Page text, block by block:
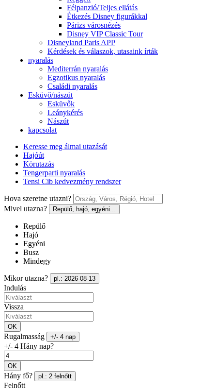
Félpanzió/Teljes ellátás
Étkezés Disney figurákkal
Párizs városnézés
Disney VIP Classic Tour
Disneyland Paris APP
Kérdések és válaszok, utasaink írták
nyaralás
Mediterrán nyaralás
Egzotikus nyaralás
Családi nyaralás
Esküvő/nászút
Esküvők
Leánykérés
Nászút
kapcsolat
Keresse meg álmai utazását
Hajóút
Körutazás
Tengerparti nyaralás
Tensi Cib kedvezmény rendszer
Hova szeretne utazni?
Mivel utazna?
Repülő, hajó, egyéni...
Repülő
Hajó
Egyéni
Busz
Mindegy
Mikor utazna? pl.: 2026-08-13
Indulás
Vissza
OK
Rugalmasság +/- 4 nap
+/- 4 Hány nap?
OK
Hány fő? pl.: 2 felnőtt
Felnőtt